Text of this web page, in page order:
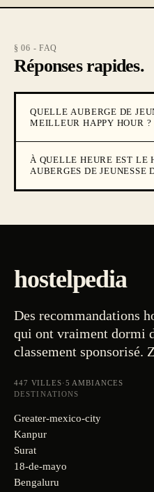
§ 06 - FAQ
Réponses rapides.
QUELLE AUBERGE DE
MEILLEUR HAPPY HOUR ?
À QUELLE HEURE EST LE
AUBERGES DE JEUNESSE
hostelpedia
Des recommandations
qui ont vraiment dormi
classement sponsorisé.
447 VILLES·5 AMBIANCES
DESTINATIONS
Greater-mexico-city
Kanpur
Surat
18-de-mayo
Bengaluru